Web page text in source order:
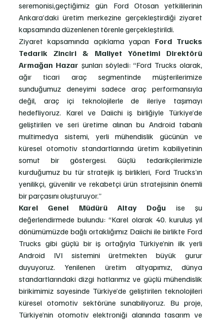
seremonisi,geçtiğimiz gün Ford Otosan yetkililerinin
Ankara’daki üretim merkezine gerçekleştirdiği ziyaret
kapsamında düzenlenen törenle gerçekleştirildi.
Ziyaret kapsamında açıklama yapan Ford Trucks
Tedarik Zinciri & Maliyet Yönetimi Direktörü
Armağan Hazar şunları söyledi: “Ford Trucks olarak,
ağır ticari araç segmentinde müşterilerimize
sunduğumuz deneyimi sadece araç performansıyla
değil, araç içi teknolojilerle de ileriye taşımayı
hedefliyoruz. Karel ve Daiichi iş birliğiyle Türkiye’de
geliştirilen ve seri üretime alınan bu Android tabanlı
multimedya sistemi, yerli mühendislik gücünün ve
küresel otomotiv standartlarında üretim kabiliyetinin
somut bir göstergesi. Güçlü tedarikçilerimizle
kurduğumuz bu tür stratejik iş birlikleri, Ford Trucks’ın
yenilikçi, güvenilir ve rekabetçi ürün stratejisinin önemli
bir parçasını oluşturuyor.”
Karel Genel Müdürü Altay Doğu ise şu
değerlendirmede bulundu: “Karel olarak 40. kuruluş yıl
dönümümüzde bağlı ortaklığımız Daiichi ile birlikte Ford
Trucks gibi güçlü bir iş ortağıyla Türkiye’nin ilk yerli
Android IVI sistemini üretmekten büyük gurur
duyuyoruz. Yenilenen üretim altyapımız, dünya
standartlarındaki dizgi hatlarımız ve güçlü mühendislik
birikimimiz sayesinde Türkiye’de geliştirilen teknolojileri
küresel otomotiv sektörüne sunabiliyoruz. Bu proje,
Türkiye’nin otomotiv elektroniği alanında tasarım ve